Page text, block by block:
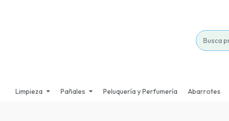
Limpieza Pañales Peluquería y Perfumería Abarrotes